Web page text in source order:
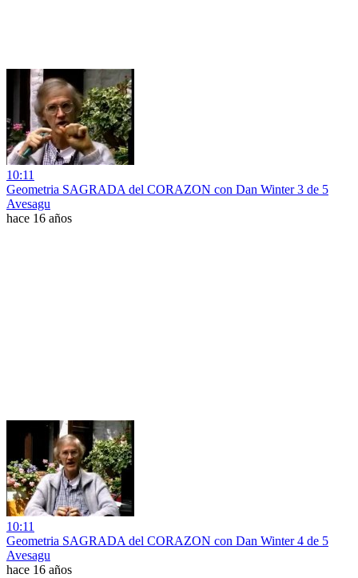
10:11
Geometria SAGRADA del CORAZON con Dan Winter 3 de 5
Avesagu
hace 16 años
10:11
Geometria SAGRADA del CORAZON con Dan Winter 4 de 5
Avesagu
hace 16 años